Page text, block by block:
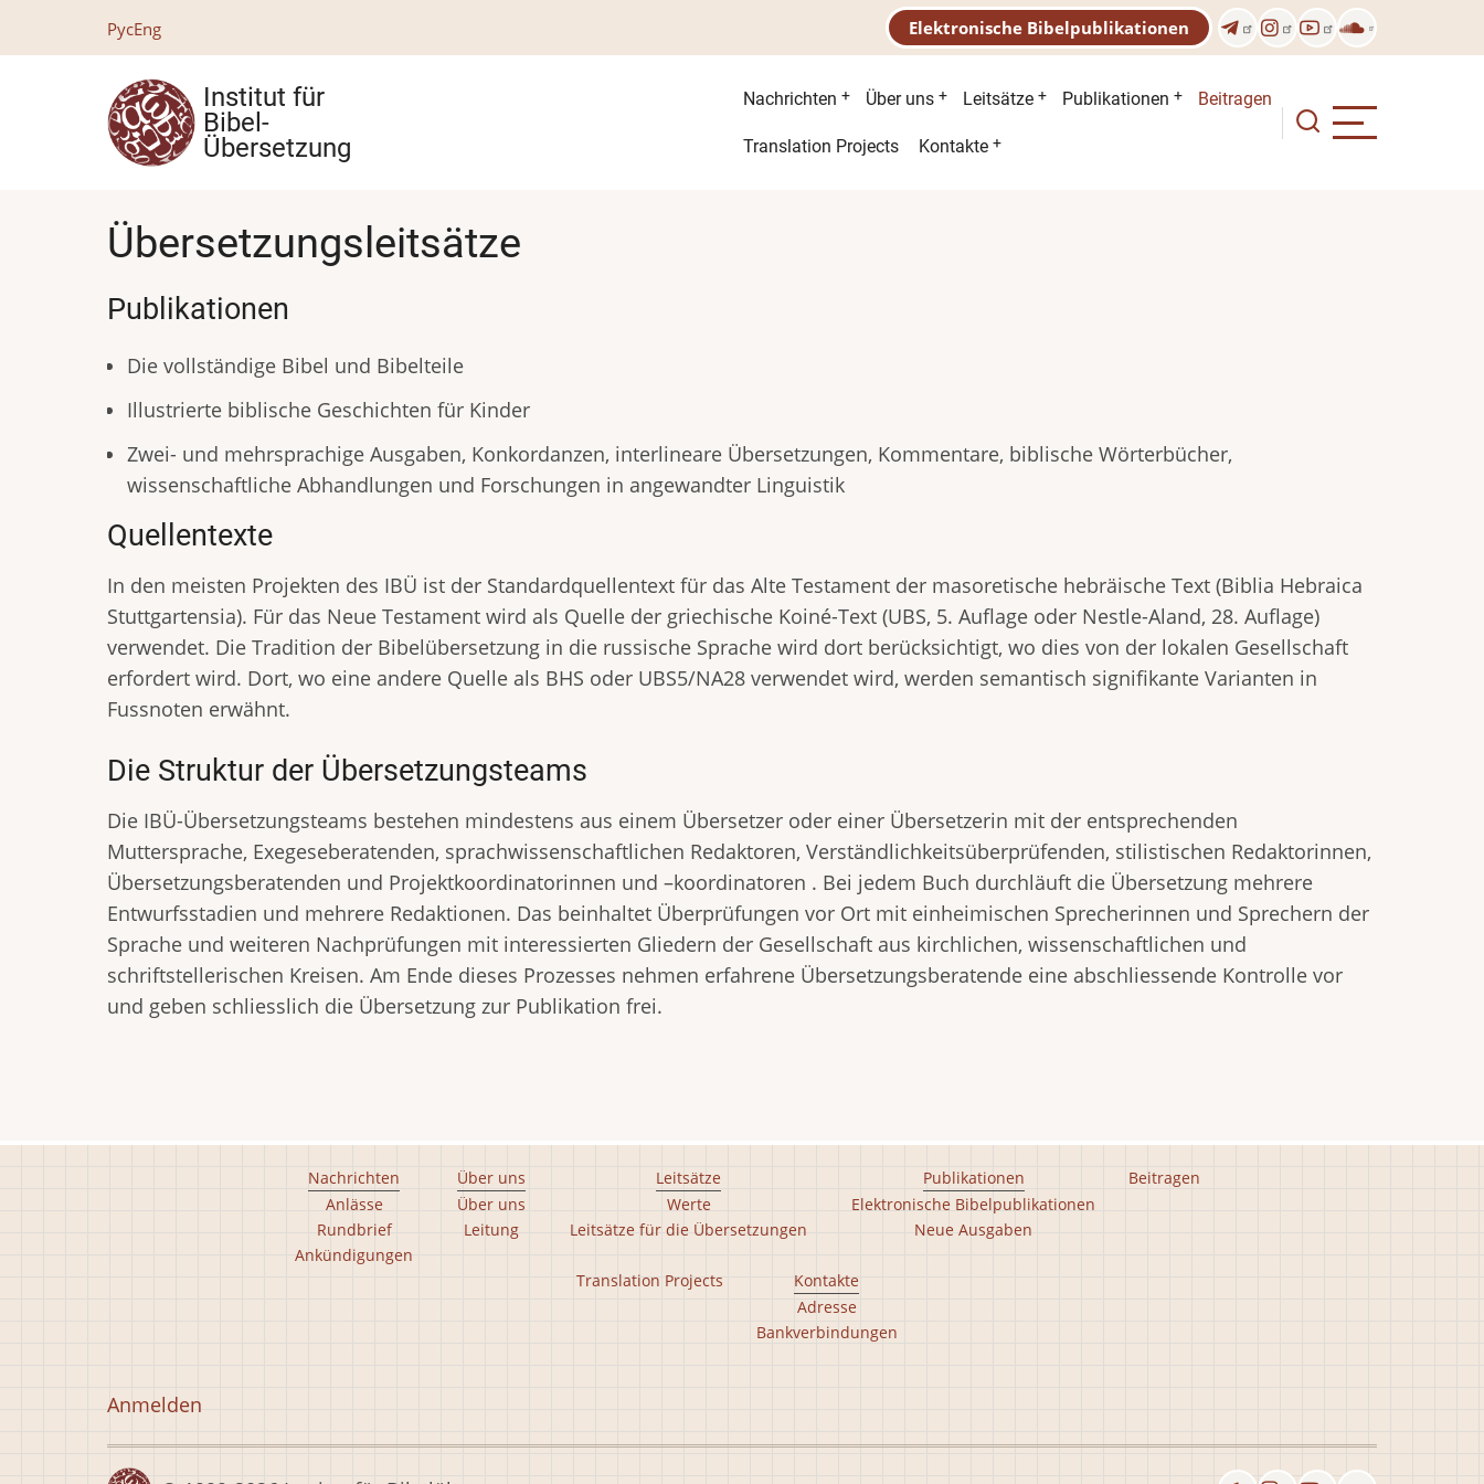
РусEng Elektronische Bibelpublikationen
Institut für
Bibel-
Übersetzung
Hauptnavigation
Nachrichten Über uns Leitsätze Publikationen Beitragen
Second
Translation Projects Kontakte
Übersetzungsleitsätze
Publikationen
Die vollständige Bibel und Bibelteile
Illustrierte biblische Geschichten für Kinder
Zwei- und mehrsprachige Ausgaben, Konkordanzen, interlineare Übersetzungen, Kommentare, biblische Wörterbücher,
wissenschaftliche Abhandlungen und Forschungen in angewandter Linguistik
Quellentexte
In den meisten Projekten des IBÜ ist der Standardquellentext für das Alte Testament der masoretische hebräische Text (Biblia Hebraica
Stuttgartensia). Für das Neue Testament wird als Quelle der griechische Koiné-Text (UBS, 5. Auflage oder Nestle-Aland, 28. Auflage)
verwendet. Die Tradition der Bibelübersetzung in die russische Sprache wird dort berücksichtigt, wo dies von der lokalen Gesellschaft
erfordert wird. Dort, wo eine andere Quelle als BHS oder UBS5/NA28 verwendet wird, werden semantisch signifikante Varianten in
Fussnoten erwähnt.
Die Struktur der Übersetzungsteams
Die IBÜ-Übersetzungsteams bestehen mindestens aus einem Übersetzer oder einer Übersetzerin mit der entsprechenden
Muttersprache, Exegeseberatenden, sprachwissenschaftlichen Redaktoren, Verständlichkeitsüberprüfenden, stilistischen Redaktorinnen,
Übersetzungsberatenden und Projektkoordinatorinnen und –koordinatoren . Bei jedem Buch durchläuft die Übersetzung mehrere
Entwurfsstadien und mehrere Redaktionen. Das beinhaltet Überprüfungen vor Ort mit einheimischen Sprecherinnen und Sprechern der
Sprache und weiteren Nachprüfungen mit interessierten Gliedern der Gesellschaft aus kirchlichen, wissenschaftlichen und
schriftstellerischen Kreisen. Am Ende dieses Prozesses nehmen erfahrene Übersetzungsberatende eine abschliessende Kontrolle vor
und geben schliesslich die Übersetzung zur Publikation frei.
Nachrichten
Anlässe
Rundbrief
Ankündigungen
Über uns
Über uns
Leitung
Leitsätze
Werte
Leitsätze für die Übersetzungen
Publikationen
Elektronische Bibelpublikationen
Neue Ausgaben
Beitragen
Translation Projects
Kontakte
Adresse
Bankverbindungen
Benutzermenü
Anmelden